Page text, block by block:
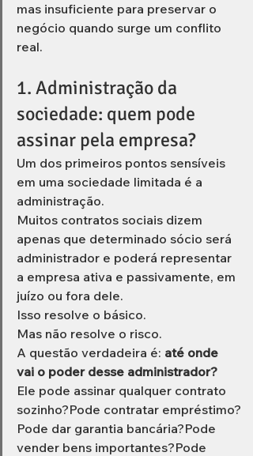
mas insuficiente para preservar o
negócio quando surge um conflito
real.
1. Administração da
sociedade: quem pode
assinar pela empresa?
Um dos primeiros pontos sensíveis
em uma sociedade limitada é a
administração.
Muitos contratos sociais dizem
apenas que determinado sócio será
administrador e poderá representar
a empresa ativa e passivamente, em
juízo ou fora dele.
Isso resolve o básico.
Mas não resolve o risco.
A questão verdadeira é: até onde
vai o poder desse administrador?
Ele pode assinar qualquer contrato
sozinho?Pode contratar empréstimo?
Pode dar garantia bancária?Pode
vender bens importantes?Pode